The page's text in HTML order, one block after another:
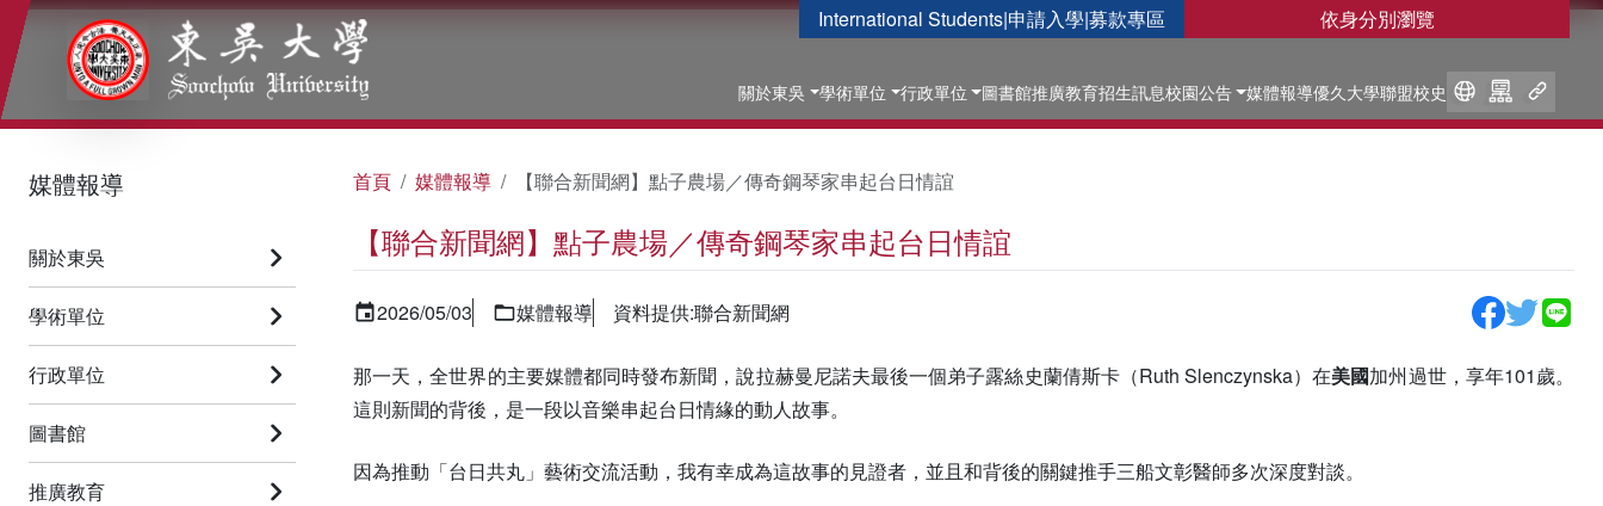
International Students|申請入學|募款專區 依身分別瀏覽
關於東吳 學術單位 行政單位 圖書館推廣教育招生訊息校園公告 媒體報導優久大學聯盟校史
:::
媒體報導
關於東吳
學術單位
行政單位
圖書館
推廣教育
首頁 媒體報導 【聯合新聞網】點子農場／傳奇鋼琴家串起台日情誼
【聯合新聞網】點子農場／傳奇鋼琴家串起台日情誼
2026/05/03 媒體報導 資料提供:聯合新聞網
那一天，全世界的主要媒體都同時發布新聞，說拉赫曼尼諾夫最後一個弟子露絲史蘭倩斯卡（Ruth Slenczynska）在美國加州過世，享年101歲。
這則新聞的背後，是一段以音樂串起台日情緣的動人故事。
因為推動「台日共丸」藝術交流活動，我有幸成為這故事的見證者，並且和背後的關鍵推手三船文彰醫師多次深度對談。